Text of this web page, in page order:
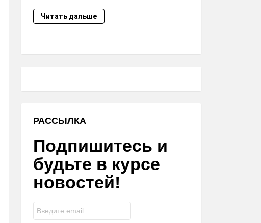
Читать дальше
РАССЫЛКА
Подпишитесь и
будьте в курсе
новостей!